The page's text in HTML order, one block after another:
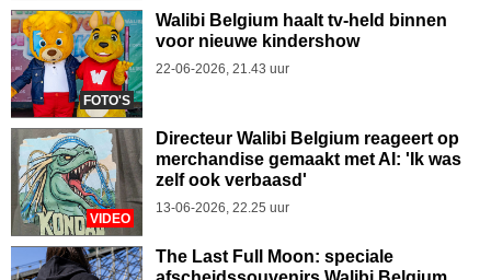
FOTO'S
Walibi Belgium haalt tv-held binnen
voor nieuwe kindershow
22-06-2026, 21.43 uur
VIDEO
Directeur Walibi Belgium reageert op
merchandise gemaakt met AI: 'Ik was
zelf ook verbaasd'
13-06-2026, 22.25 uur
The Last Full Moon: speciale